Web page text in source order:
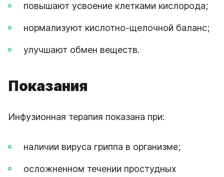
повышают усвоение клетками кислорода;
нормализуют кислотно-щелочной баланс;
улучшают обмен веществ.
Показания
Инфузионная терапия показана при:
наличии вируса гриппа в организме;
осложненном течении простудных